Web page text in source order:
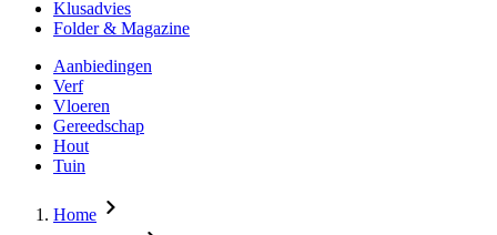
Klusadvies
Folder & Magazine
Aanbiedingen
Verf
Vloeren
Gereedschap
Hout
Tuin
Home